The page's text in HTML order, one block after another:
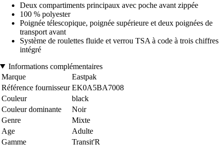
Deux compartiments principaux avec poche avant zippée
100 % polyester
Poignée télescopique, poignée supérieure et deux poignées de
transport avant
Système de roulettes fluide et verrou TSA à code à trois chiffres
intégré
Informations complémentaires
Marque
Eastpak
Référence fournisseur EK0A5BA7008
Couleur
black
Couleur dominante
Noir
Genre
Mixte
Age
Adulte
Gamme
Transit'R